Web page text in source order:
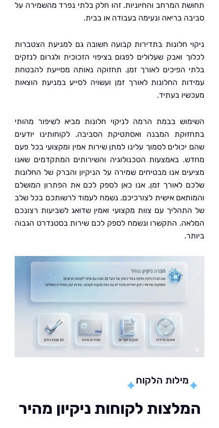
המרחב והחיוניות. זהו חלק בלתי נפרד מהשמירה על
בריאה ונעימה בעבודה או בבית.
חלונות בתדירות קבועה חשובה גם למניעת הצטברות
ואבק שעלולים לפגום בציפוי הזכוכית ולגרום לנזקים
הפיכים לאורך זמן. תחזוקה נאותה מסייעת להבטחת
החלונות לאורך זמן ועשויה לסייע במניעת הוצאות
בעתיד.
בבמת הרמה לניקוי חלונות מביא לשיפור מהותי
המבנה ואסתטיקת הסביבה. לקוחותינו יודעים
לסמוך עלינו למתן שירות אמין ומקצועי בכל פעם
באמצעות הטכנולוגיה והשירותים המתקדמים שאנו
אנו מבטיחים שמירה על הניקיון והברק של החלונות
לאורך זמן. אנו כאן לספק לכם את הפתרון המושלם
אישית לצורכיכם. נשמח לעמוד לרשותכם בכל שלב
עם צוות מקצועי ואמין שדואג לשביעות רצונכם
התקשרו ונשמח לספק לכם שירות בסטנדרט הגבוה
מילות הלקוח
לקוחות ניקיון מהיר